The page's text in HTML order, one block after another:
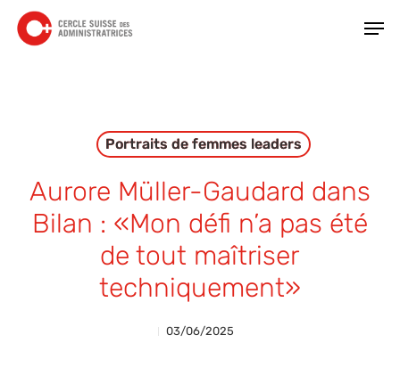
main
Portraits de femmes leaders
Aurore Müller-Gaudard dans
Bilan : «Mon défi n’a pas été
de tout maîtriser
techniquement»
03/06/2025